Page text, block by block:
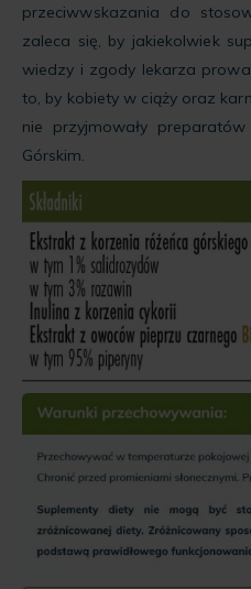
przeciwwskazania do
zaleca się, by jakiekolwiek
wiedzy i zgody lekarza
to, by kobiety w ciąży oraz
nie przyjmowały
Górskim.